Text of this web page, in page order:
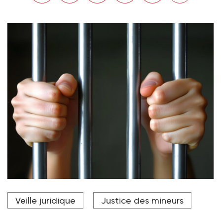
Mesure phare du texte, le texte suscitait l'inquiétude,
notamment en ce qu'il risquait de mettre à l'écart la
Veille juridique Justice des mineurs